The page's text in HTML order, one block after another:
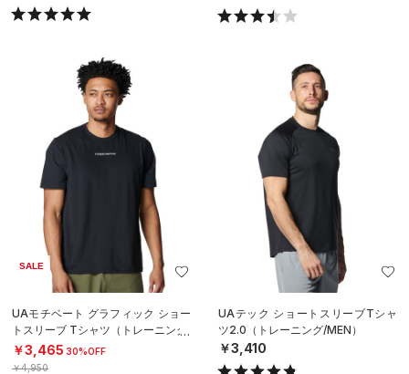
SALE
UAモチベート グラフィック ショー
トスリーブ Tシャツ（トレーニング/
MEN）
￥3,465 30%OFF
￥4,950
UAテック ショートスリーブTシャ
ツ2.0（トレーニング/MEN）
￥3,410